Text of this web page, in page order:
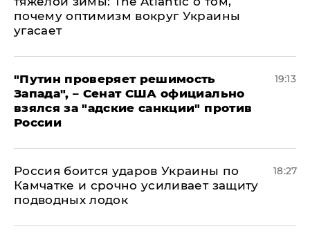
почему оптимизм вокруг Украины
угасает
"Путин проверяет решимость
Запада", – Сенат США официально
взялся за "адские санкции" против
России
19:13
Россия боится ударов Украины по
Камчатке и срочно усиливает защиту
подводных лодок
18:27